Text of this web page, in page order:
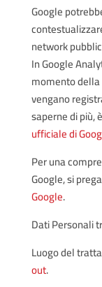
Google
network
In Google
momento
vengano
saperne di più,
ufficiale di
Per una
Google, si
Google.
Dati Personali
Luogo del
out.